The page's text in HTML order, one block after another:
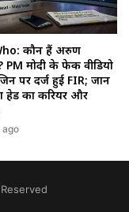
कौन हैं अरुण
PM मोदी के फेक वीडियो
पर दर्ज हुई FIR; जानें
हेड का करियर और
ago